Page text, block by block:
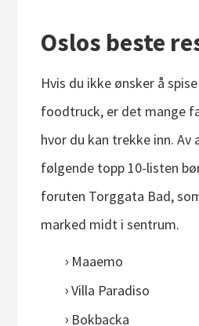
Oslos beste
Hvis du ikke ønsker å
foodtruck, er det mange
hvor du kan trekke inn. Av
følgende topp 10-listen
foruten Torggata Bad,
marked midt i sentrum.
Maaemo
Villa Paradiso
Bokbacka